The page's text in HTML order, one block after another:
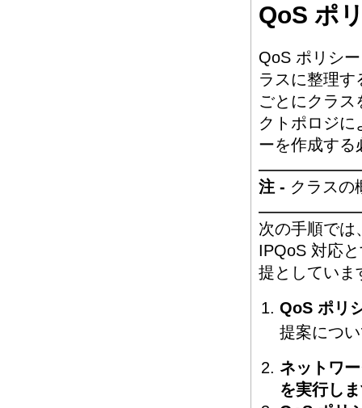
QoS ポ
QoS ポリシ
ラスに整理
ごとにクラ
クトポロジ
ーを作成する
注 - クラスの
次の手順では
IPQoS 対応
提としていま
QoS ポリ
提案につ
ネットワ
を実行し